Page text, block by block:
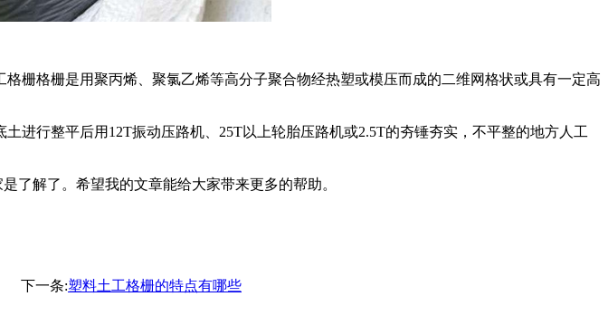
栅是用聚丙烯、聚氯乙烯等高分子聚合物经热塑或模压而成的二维网格状或具有一定高
行整平后用12T振动压路机、25T以上轮胎压路机或2.5T的夯锤夯实，不平整的地方人工
解了。希望我的文章能给大家带来更多的帮助。
下一条:塑料土工格栅的特点有哪些